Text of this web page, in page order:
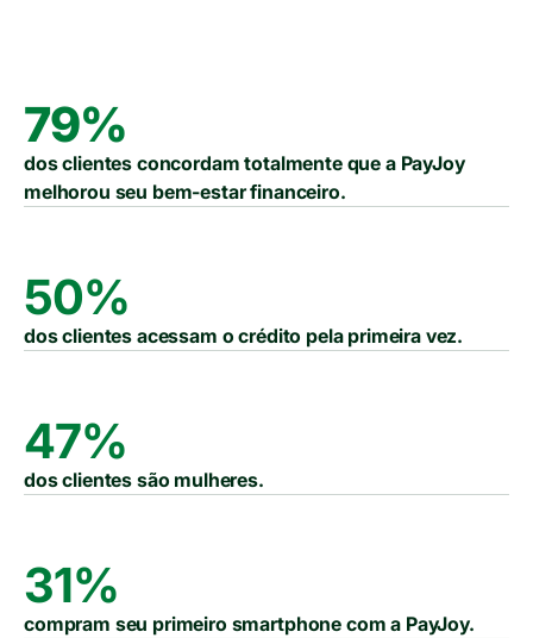
79%
dos clientes concordam totalmente que a PayJoy
melhorou seu bem-estar financeiro.
50%
dos clientes acessam o crédito pela primeira vez.
47%
dos clientes são mulheres.
31%
compram seu primeiro smartphone com a PayJoy.